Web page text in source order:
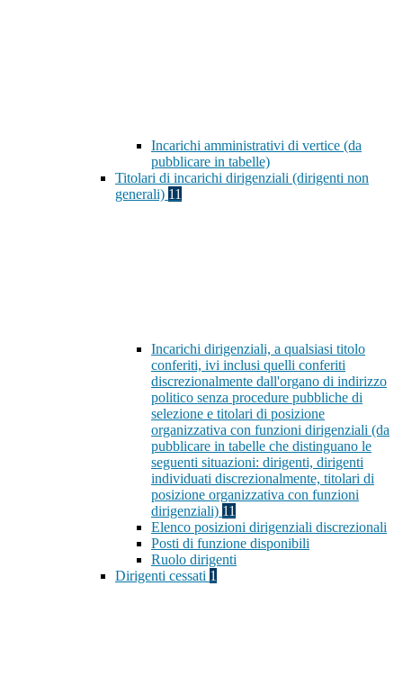
Incarichi amministrativi di vertice (da
pubblicare in tabelle)
Titolari di incarichi dirigenziali (dirigenti non
generali) 11
Incarichi dirigenziali, a qualsiasi titolo
conferiti, ivi inclusi quelli conferiti
discrezionalmente dall'organo di indirizzo
politico senza procedure pubbliche di
selezione e titolari di posizione
organizzativa con funzioni dirigenziali (da
pubblicare in tabelle che distinguano le
seguenti situazioni: dirigenti, dirigenti
individuati discrezionalmente, titolari di
posizione organizzativa con funzioni
dirigenziali) 11
Elenco posizioni dirigenziali discrezionali
Posti di funzione disponibili
Ruolo dirigenti
Dirigenti cessati 1